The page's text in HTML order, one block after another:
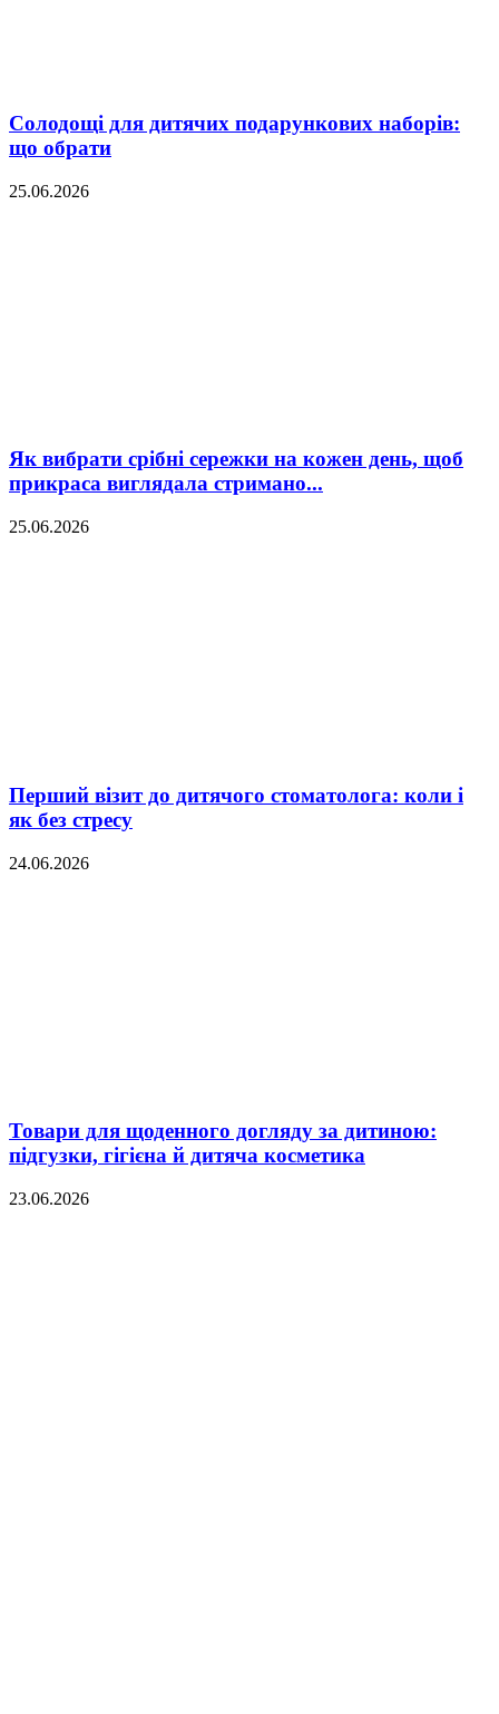
Солодощі для дитячих подарункових наборів:
що обрати
25.06.2026
Як вибрати срібні сережки на кожен день, щоб
прикраса виглядала стримано...
25.06.2026
Перший візит до дитячого стоматолога: коли і
як без стресу
24.06.2026
Товари для щоденного догляду за дитиною:
підгузки, гігієна й дитяча косметика
23.06.2026